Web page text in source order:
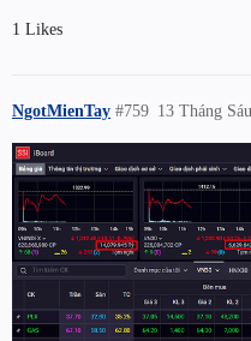
1 Likes
NgotMienTay 13 Tháng
#759